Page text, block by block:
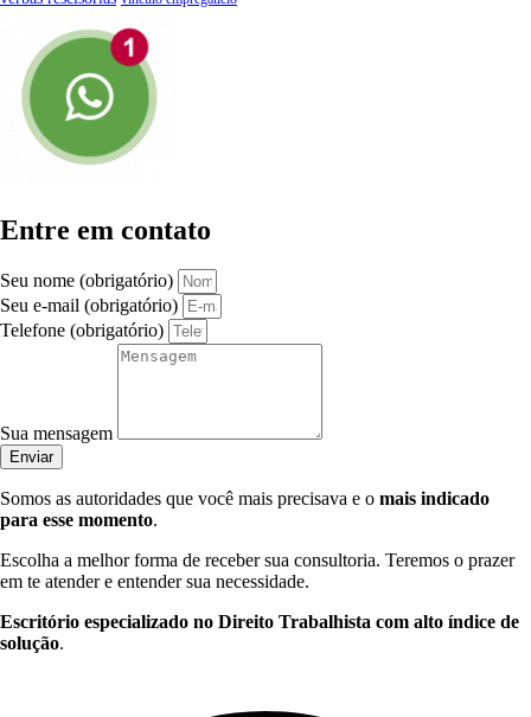
Entre em contato
Seu nome (obrigatório)
Seu e-mail (obrigatório)
Telefone (obrigatório)
Sua mensagem
Enviar
Somos as autoridades que você mais precisava e o mais indicado
para esse momento.
Escolha a melhor forma de receber sua consultoria. Teremos o prazer
em te atender e entender sua necessidade.
Escritório especializado no Direito Trabalhista com alto índice de
solução.